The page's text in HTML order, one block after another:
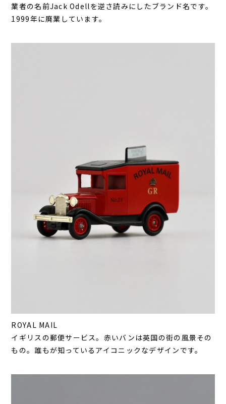
業者の名前Jack Odellを逆さ読みにしたブランド名です。
1999年に廃業しています。
ROYAL MAIL
イギリスの郵便サービス。赤いバンは英国の街の風景その
もの。誰もが知っているアイコニックなデザインです。